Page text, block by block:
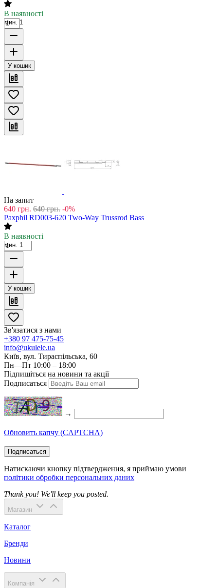
В наявності
мин. 1
У кошик
На запит
640 грн. 640 грн. -0%
Paxphil RD003-620 Two-Way Trussrod Bass
В наявності
мин. 1
У кошик
Зв'язатися з нами
+380 97 475-75-45
info@ukulele.ua
Київ, вул. Тираспільська, 60
Пн—Пт 10:00 – 18:00
Підпишіться на новини та акції
Подписаться
→
Обновить капчу (CAPTCHA)
Подписаться
Натискаючи кнопку підтвердження, я приймаю умови
політики обробки персональних даних
Thank you! We'll keep you posted.
Магазин
Каталог
Бренди
Новини
Компанія